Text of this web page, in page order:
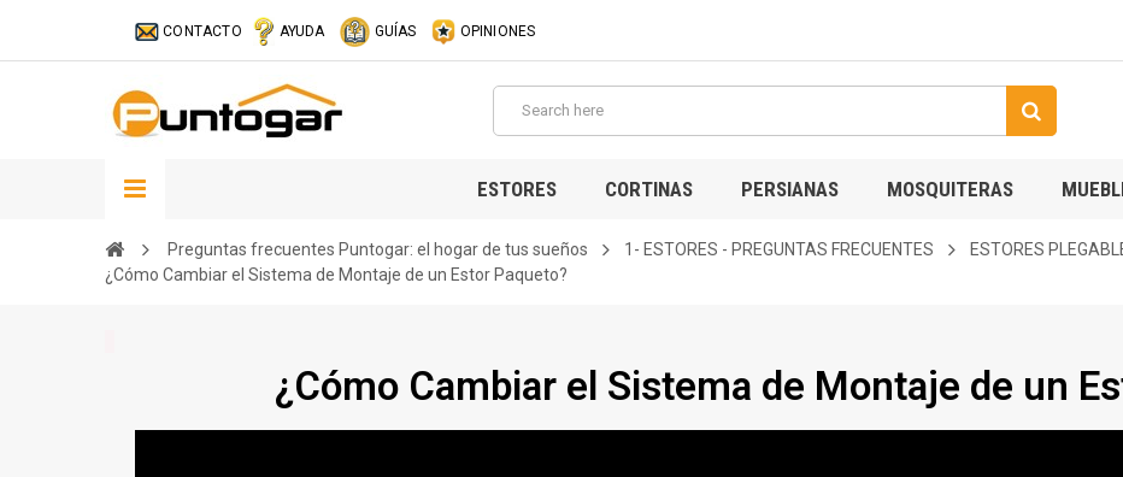
CONTACTO AYUDA GUÍAS OPINIONES
ESTORES CORTINAS PERSIANAS MOSQUITERAS
Preguntas frecuentes Puntogar: el hogar de tus sueños 1- ESTORES - PREGUNTAS FRECUENTES
ESTORES
¿Cómo Cambiar el Sistema de Montaje de un Estor Paqueto?
¿Cómo Cambiar el Sistema de Montaje de un